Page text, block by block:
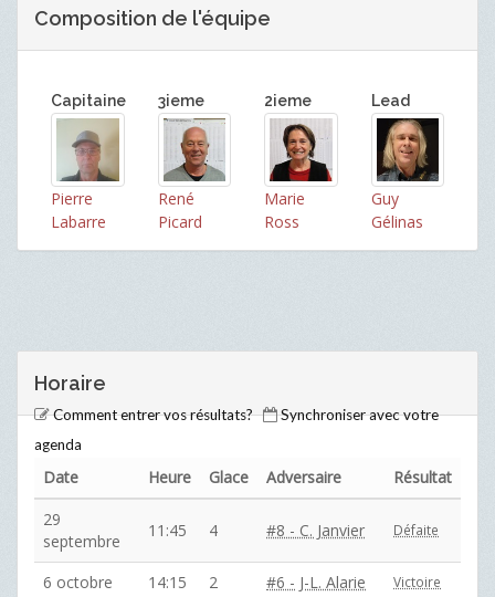
Composition de l'équipe
Capitaine
Pierre
Labarre
3ieme
René
Picard
2ieme
Marie
Ross
Lead
Guy
Gélinas
Horaire
Comment entrer vos résultats?
Synchroniser avec votre
agenda
Date Heure Glace Adversaire
Résultat
29
septembre
11:45 4 #8 - C. Janvier Défaite
6 octobre 14:15 2 #6 - J-L. Alarie Victoire